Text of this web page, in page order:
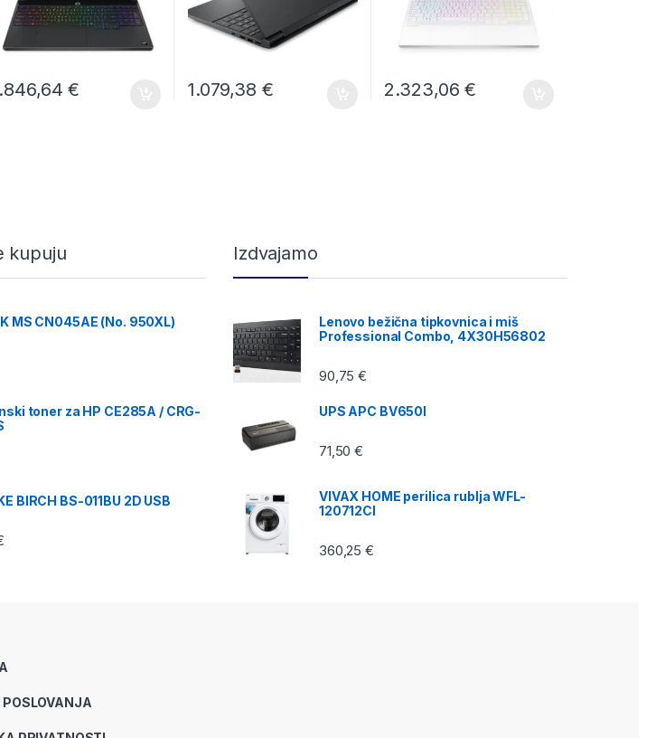
€ 1.079,38 € 2.323,06€
kupuju
MS CN045AE (No. 950XL)
toner za HP CE285A / CRG-
BIRCH BS-011BU 2D USB
Izdvajamo
Lenovo bežična tipkovnica i miš
Professional Combo, 4X30H56802
90,75€
UPS APC BV650I
71,50€
VIVAX HOME perilica rublja WFL-
120712CI
360,25€
POSLOVANJA